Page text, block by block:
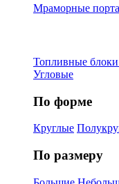
Мраморные
Топливные блоки
Угловые
По форме
Круглые
По размеру